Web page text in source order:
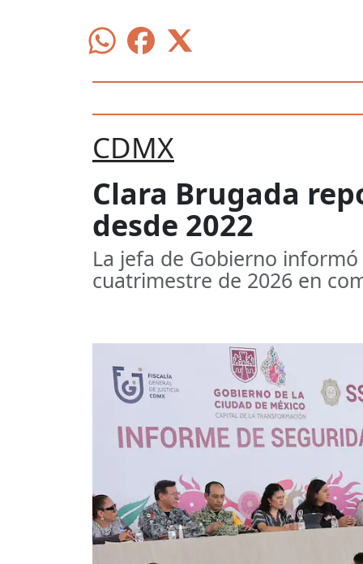
CDMX
Clara Brugada
desde 2022
La jefa de Gobierno
cuatrimestre de 2026 en